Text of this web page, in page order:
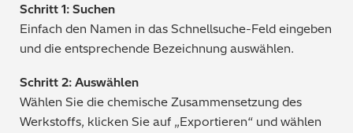
Schritt 1: Suchen
Einfach den Namen in das Schnellsuche-Feld eingeben
und die entsprechende Bezeichnung auswählen.
Schritt 2: Auswählen
Wählen Sie die chemische Zusammensetzung des
Werkstoffs, klicken Sie auf „Exportieren“ und wählen